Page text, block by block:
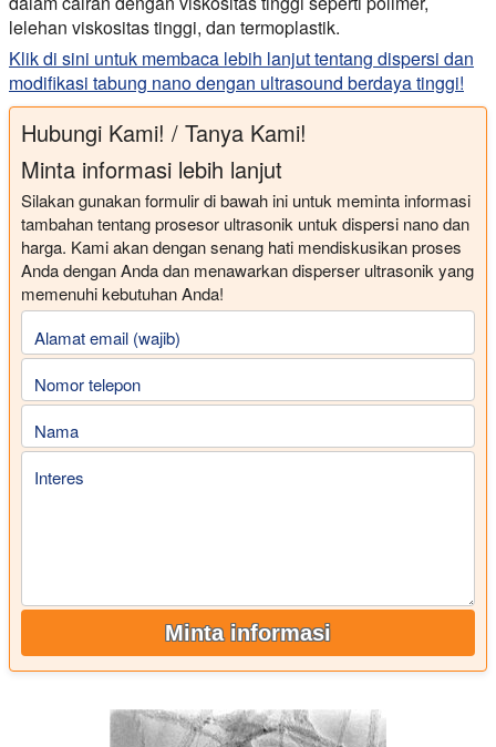
lelehan viskositas tinggi, dan termoplastik.
Klik di sini untuk membaca lebih lanjut tentang dispersi dan
modifikasi tabung nano dengan ultrasound berdaya tinggi!
Hubungi Kami! / Tanya Kami!
Minta informasi lebih lanjut
Silakan gunakan formulir di bawah ini untuk meminta informasi
tambahan tentang prosesor ultrasonik untuk dispersi nano dan
harga. Kami akan dengan senang hati mendiskusikan proses
Anda dengan Anda dan menawarkan disperser ultrasonik yang
memenuhi kebutuhan Anda!
Alamat email (wajib)
Nomor telepon
Nama
Interes
Minta informasi